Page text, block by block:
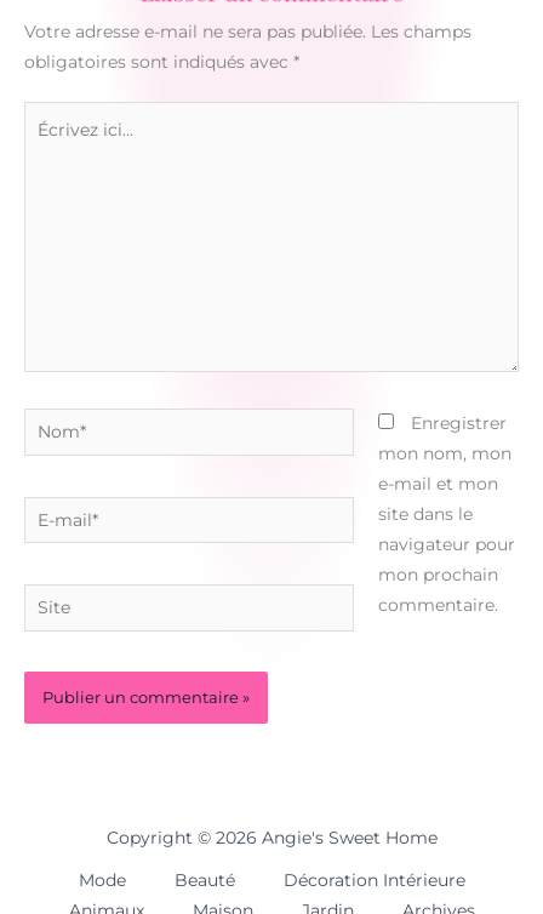
Votre adresse e-mail ne sera pas publiée. Les champs
obligatoires sont indiqués avec *
Nom*
E-
mail*
Site
Enregistrer
mon nom, mon
e-mail et mon
site dans le
navigateur pour
mon prochain
commentaire.
Copyright © 2026 Angie's Sweet Home
Mode Beauté
Décoration Intérieure
Animaux
Maison Jardin Archives